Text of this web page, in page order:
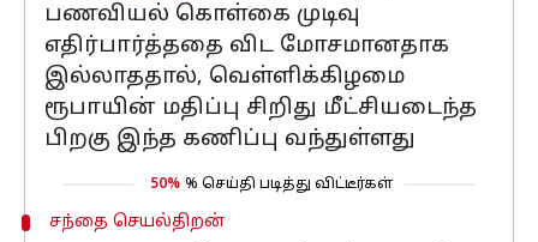
பணவியல் கொள்கை முடிவு
எதிர்பார்த்ததை விட மோசமானதாக
இல்லாததால், வெள்ளிக்கிழமை
ரூபாயின் மதிப்பு சிறிது மீட்சியடைந்த
பிறகு இந்த கணிப்பு வந்துள்ளது
50% % செய்தி படித்து விட்டீர்கள்
சந்தை செயல்திறன்